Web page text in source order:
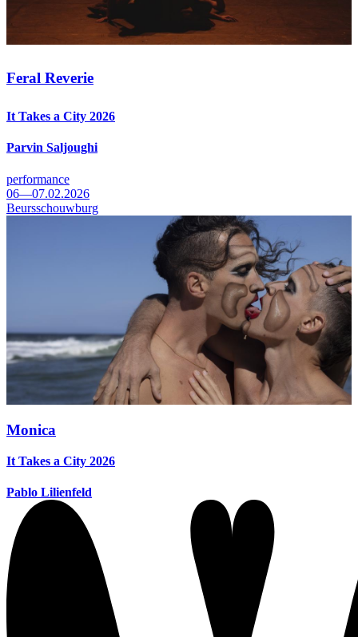
Feral Reverie
It Takes a City 2026
Parvin Saljoughi
performance
06—07.02.2026
Beursschouwburg
Monica
It Takes a City 2026
Pablo Lilienfeld